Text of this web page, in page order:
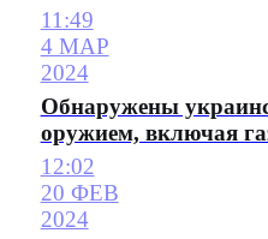
11:49
4 МАР
2024
Обнаружены
оружием, включая
12:02
20 ФЕВ
2024